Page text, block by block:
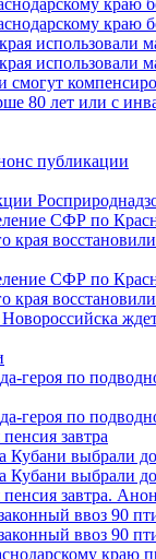
краю
краю
использовали
использовали
смогут
80 лет или с
публикации
СФР по
края
СФР по
края
героя по
героя по
завтра
Кубани выбрали
Кубани выбрали
пенсия завтра.
ввоз 90
ввоз 90
краю